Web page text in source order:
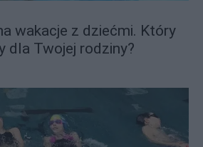
wakacje z dziećmi. Który
dla Twojej rodziny?